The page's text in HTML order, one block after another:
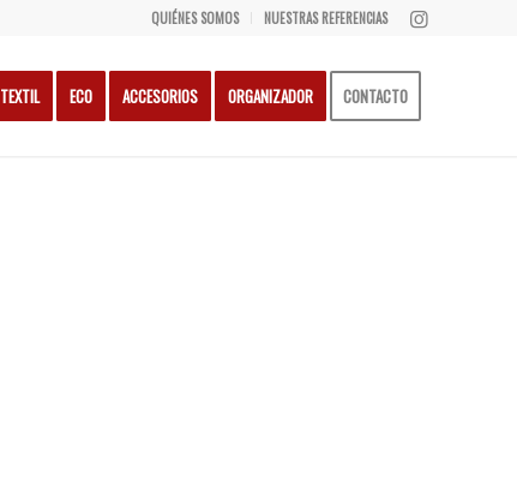
QUIÉNES SOMOS NUESTRAS REFERENCIAS
TEXTIL ECO ACCESORIOS ORGANIZADOR CONTACTO